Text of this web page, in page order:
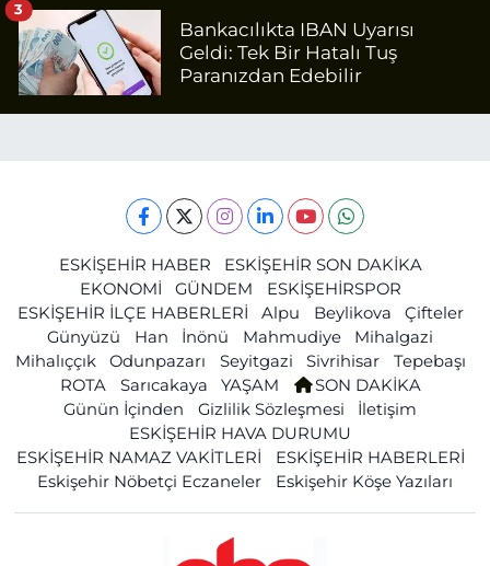
Bankacılıkta IBAN Uyarısı
Geldi: Tek Bir Hatalı Tuş
Paranızdan Edebilir
3
ESKİŞEHİR HABER
ESKİŞEHİR SON DAKİKA
EKONOMİ
GÜNDEM
ESKİŞEHİRSPOR
ESKİŞEHİR İLÇE HABERLERİ
Alpu Beylikova
Çifteler
Günyüzü
Han İnönü Mahmudiye
Mihalgazi
Mihalıççık
Odunpazarı Seyitgazi Sivrihisar
Tepebaşı
ROTA
Sarıcakaya YAŞAM
SON DAKİKA
Günün İçinden
Gizlilik Sözleşmesi
İletişim
ESKİŞEHİR HAVA DURUMU
ESKİŞEHİR NAMAZ VAKİTLERİ
ESKİŞEHİR HABERLERİ
Eskişehir Nöbetçi Eczaneler
Eskişehir Köşe Yazıları